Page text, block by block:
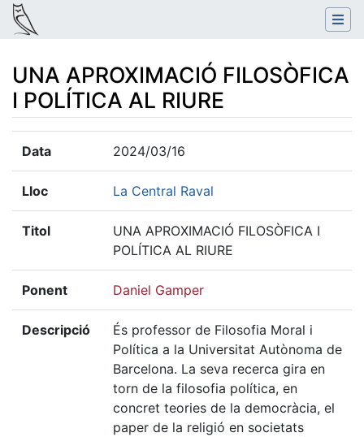
UNA APROXIMACIÓ FILOSÒFICA
I POLÍTICA AL RIURE
Data 2024/03/16
Lloc La Central Raval
Titol
UNA APROXIMACIÓ FILOSÒFICA I
POLÍTICA AL RIURE
Ponent Daniel Gamper
Descripció
És professor de Filosofia Moral i
Política a la Universitat Autònoma de
Barcelona. La seva recerca gira en
torn de la filosofia política, en
concret teories de la democràcia, el
paper de la religió en societats